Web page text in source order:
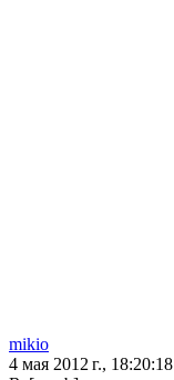
mikio
4 мая 2012 г., 18:20:18